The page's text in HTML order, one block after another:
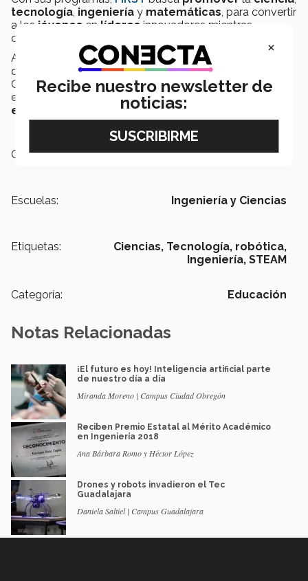
tecnología, ingeniería y matemáticas, para convertir
a los jóvenes en líderes innovadores mientras
construyen
Asimismo, se estarán celebrando otras competencias
de FIRST a nivel nacional como FIRST Robotics
Competition, que se celebrará del26 al 29 de febrero
en campus Monterrey y FIRST Lego League el
enero
en campus Laguna.
Campus: Sinaloa
Escuelas: Ingeniería y Ciencias
Etiquetas: Ciencias, Tecnología, robótica,
Ingeniería, STEAM
Categoría: Educación
Notas Relacionadas
¡El futuro es hoy! Inteligencia artificial parte
de nuestro día a día
Miranda Moreno | Campus Ciudad Obregón
Reciben Premio Estatal al Mérito Académico
en Ingeniería 2018
Ana Bárbara Romo y Héctor López
Drones y robots invadieron el Tec
Guadalajara
Daniela Saltiel | Campus Guadalajara
×
Recibe nuestro newsletter de
noticias: